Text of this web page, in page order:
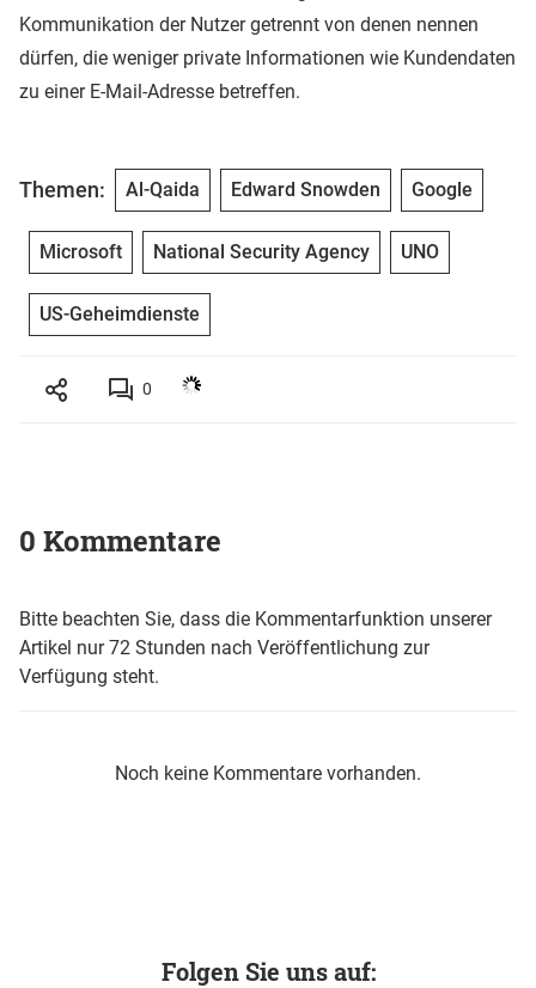
Kommunikation der Nutzer getrennt von denen nennen
dürfen, die weniger private Informationen wie Kundendaten
zu einer E-Mail-Adresse betreffen.
Themen: Al-Qaida Edward Snowden Google
Microsoft National Security Agency UNO
US-Geheimdienste
0
0 Kommentare
Bitte beachten Sie, dass die Kommentarfunktion unserer
Artikel nur 72 Stunden nach Veröffentlichung zur
Verfügung steht.
Noch keine Kommentare vorhanden.
Folgen Sie uns auf: